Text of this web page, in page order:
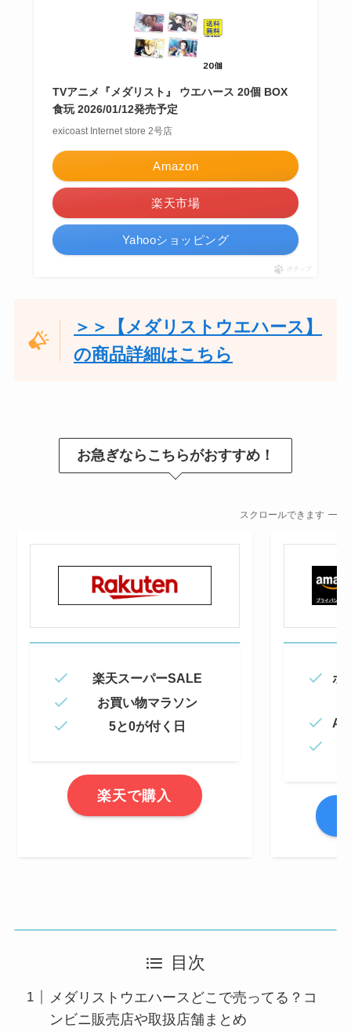
TVアニメ『メダリスト』 ウエハース 20個 BOX
食玩 2026/01/12発売予定
exicoast Internet store 2号店
Amazon
楽天市場
Yahooショッピング
ポチップ
＞＞【メダリストウエハース】
の商品詳細はこちら
お急ぎならこちらがおすすめ！
スクロールできます
楽天スーパーSALE
お買い物マラソン
5と0が付く日
楽天で購入
ポ
目次
メダリストウエハースどこで売ってる？コ
ンビニ販売店や取扱店舗まとめ